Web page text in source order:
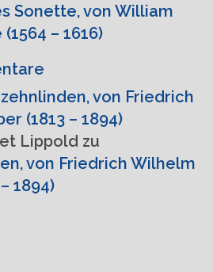
Sonette, von William
– 1616)
von Friedrich
(1813 – 1894)
Lippold zu
von Friedrich Wilhelm
1894)